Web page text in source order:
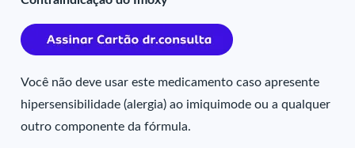
Você não deve usar este medicamento caso apresente
hipersensibilidade (alergia) ao imiquimode ou a qualquer
outro componente da fórmula.